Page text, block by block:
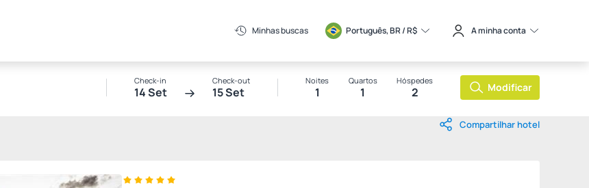
Minhas buscas Português, BR / R$ A minha conta
Check-in
14 Set
Check-out
15 Set
Noites
1
Quartos
1
Hóspedes
2 Modificar
Compartilhar hotel